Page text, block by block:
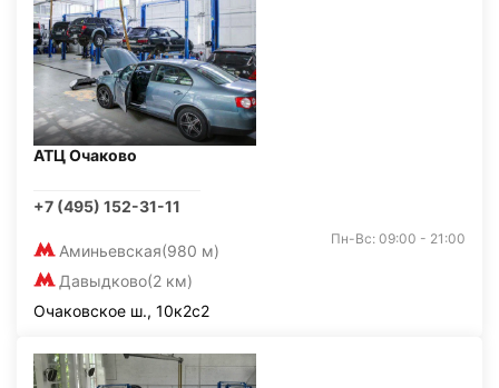
АТЦ Очаково
+7 (495) 152-31-11
Аминьевская(980 м)
Давыдково(2 км)
Пн-Вс: 09:00 - 21:00
Очаковское ш., 10к2с2